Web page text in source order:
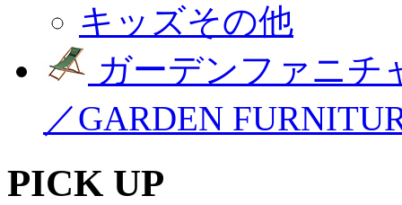
キッズその他
ガーデンファニチ
／GARDEN
PICK UP